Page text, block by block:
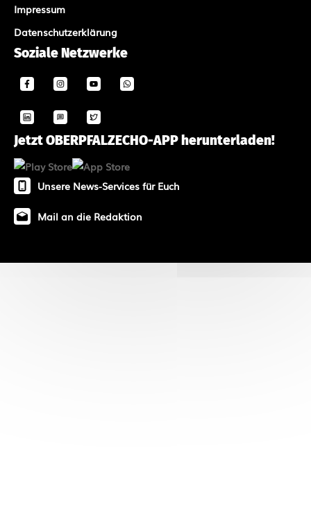
Impressum
Datenschutzerklärung
Soziale Netzwerke
Jetzt OBERPFALZECHO-APP herunterladen!
Unsere News-Services für Euch
Mail an die Redaktion